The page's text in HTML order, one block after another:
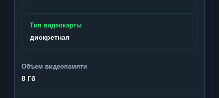
Тип видеокарты
дискретная
Объем видеопамяти
8 Гб